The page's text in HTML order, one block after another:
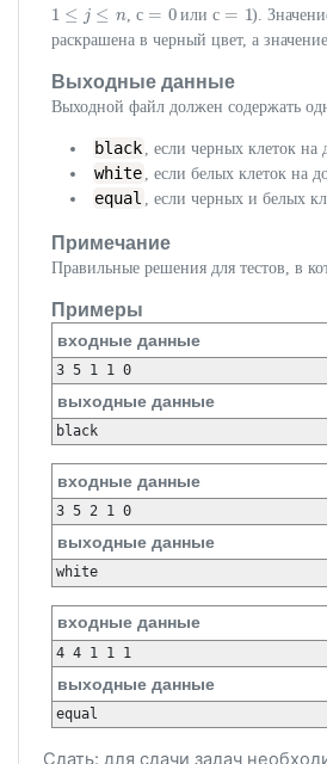
1 ≤ j ≤ n
1 ≤j≤ n ,с = 0
с =0 илис = 1
с =1 ).
раскрашена в черный цвет, а значение
Выходные данные
Выходной файл должен содержать
black , если черных клеток на
white , если белых клеток на
equal , если черных и белых
Примечание
Правильные решения для тестов, в
Примеры
входные данные
выходные данные
входные данные
выходные данные
входные данные
выходные данные
Сдать: для сдачи задач